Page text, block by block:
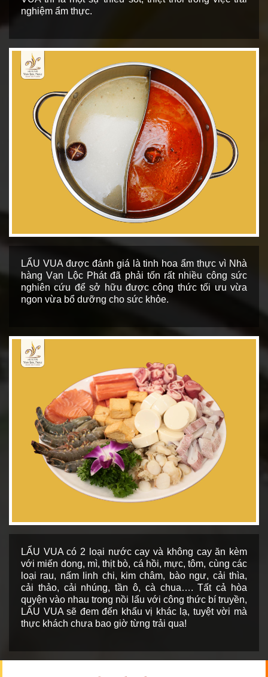
nghiệm ẩm thực.
LẨU VUA được đánh giá là tinh hoa ẩm thực vì Nhà
hàng Vạn Lộc Phát đã phải tốn rất nhiều công sức
nghiên cứu để sở hữu được công thức tối ưu vừa
ngon vừa bổ dưỡng cho sức khỏe.
LẨU VUA có 2 loại nước cay và không cay ăn kèm
với miến dong, mì, thịt bò, cá hồi, mực, tôm, cùng các
loại rau, nấm linh chi, kim châm, bào ngư, cải thìa,
cải thảo, cải nhúng, tần ô, cà chua…. Tất cả hòa
quyện vào nhau trong nồi lẩu với công thức bí truyền,
LẨU VUA sẽ đem đến khẩu vị khác lạ, tuyệt vời mà
thực khách chưa bao giờ từng trải qua!